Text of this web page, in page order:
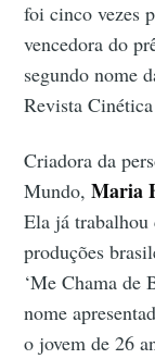
foi cinco vezes
vencedora do
segundo nome
Revista
Criadora da
Mundo,Maria
Ela já trabalhou
produções
‘Me Chama de
nome
o jovem de 26